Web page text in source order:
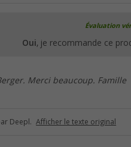
Évaluation
Oui, je recommande ce
Merci beaucoup. Famille
Deepl. Afficher le texte original